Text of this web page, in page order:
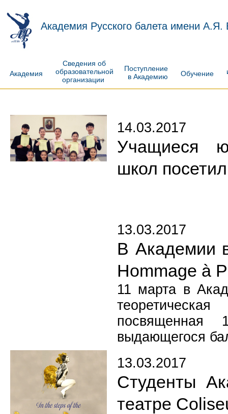
Академия Русского балета имени А.Я.
Академия
Сведения об
образовательной
организации
Поступление
в Академию
Обучение
14.03.2017
Учащиеся
школ
13.03.2017
В Академии
Hommage à
11 марта в
посвященная
выдающегося
13.03.2017
Студенты
театре